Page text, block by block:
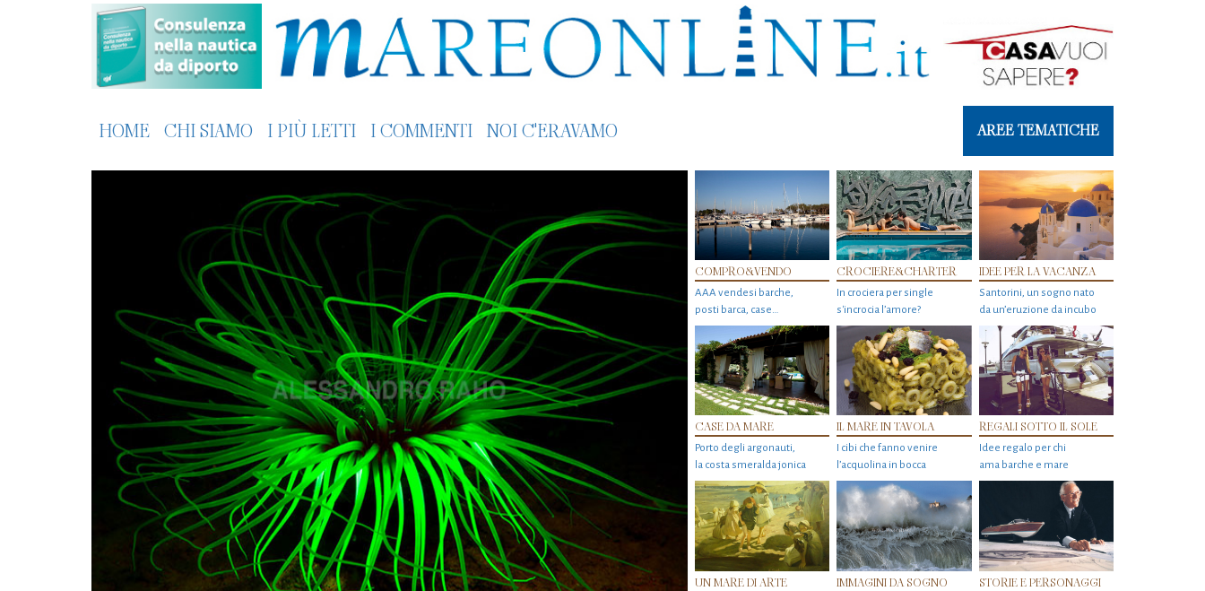
HOME CHI SIAMO I PIÙ LETTI I COMMENTI NOI C'ERAVAMO AREE TEMATICHE
COMPRO&VENDO
AAA vendesi barche,
posti barca, case…
CROCIERE&CHARTER
In crociera per single
s'incrocia l’amore?
IDEE PER LA VACANZA
Santorini, un sogno nato
da un’eruzione da incubo
CASE DA MARE
Porto degli argonauti,
la costa smeralda jonica
IL MARE IN TAVOLA
I cibi che fanno venire
l’acquolina in bocca
REGALI SOTTO IL SOLE
Idee regalo per chi
ama barche e mare
UN MARE DI ARTE IMMAGINI DA SOGNO STORIE E PERSONAGGI